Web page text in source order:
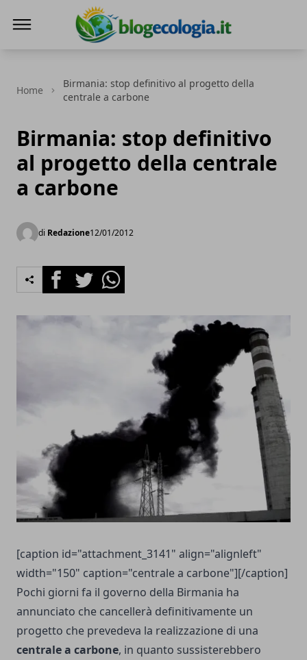
Home
Birmania: stop definitivo al progetto della
centrale a carbone
Birmania: stop definitivo
al progetto della centrale
a carbone
di Redazione12/01/2012
FacebookTwitterWhatsapp
[caption id="attachment_3141" align="alignleft"
width="150" caption="centrale a carbone"][/caption]
Pochi giorni fa il governo della Birmania ha
annunciato che cancellerà definitivamente un
progetto che prevedeva la realizzazione di una
centrale a carbone, in quanto sussisterebbero